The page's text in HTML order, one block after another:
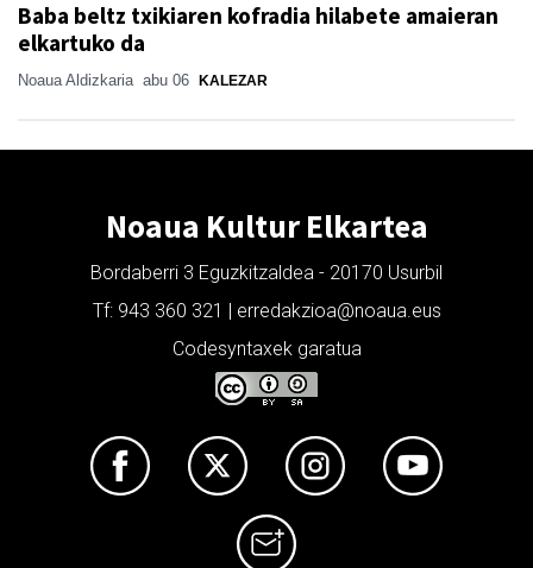
Baba beltz txikiaren kofradia hilabete amaieran
elkartuko da
Noaua Aldizkaria abu 06 KALEZAR
Noaua Kultur Elkartea
Bordaberri 3 Eguzkitzaldea - 20170 Usurbil
Tf: 943 360 321 | erredakzioa@noaua.eus
Codesyntaxek garatua